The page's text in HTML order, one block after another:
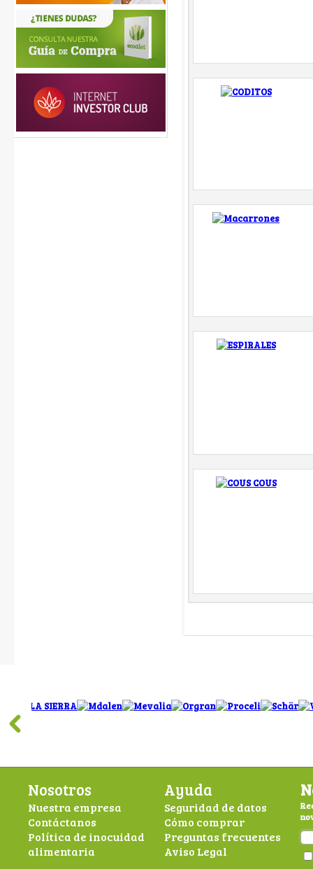
Nosotros
Nuestra empresa
Contáctanos
Política de inocuidad
alimentaria
Ayuda
Seguridad de datos
Cómo comprar
Preguntas frecuentes
Aviso Legal